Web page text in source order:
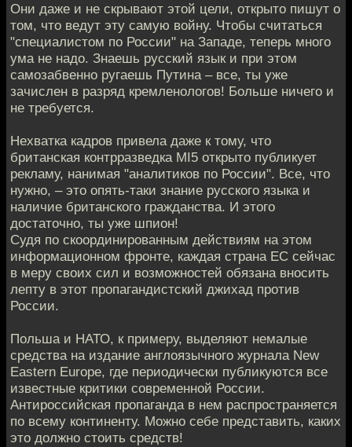
Они даже и не скрывают этой цели, открыто пишут о
том, что ведут эту самую войну. Чтобы считаться
"специалистом по России" на Западе, теперь много
ума не надо. Знаешь русский язык и при этом
самозабвенно ругаешь Путина – все, ты уже
зачислен в разряд кремленологов! Больше ничего и
не требуется.
Нехватка кадров привела даже к тому, что
британская контрразведка MI5 открыто публикует
рекламу, нанимая "аналитиков по России". Все, что
нужно, – это опять-таки знание русского языка и
наличие британского гражданства. И этого
достаточно, ты уже шпион!
Судя по скоординированным действиям на этом
информационном фронте, каждая страна ЕС сейчас
в меру своих сил и возможностей обязана вносить
лепту в этот пропагандистский джихад против
России.
Польша и НАТО, к примеру, выделяют немалые
средства на издание англоязычного журнала New
Eastern Europe, где периодически публикуются все
известные критики современной России.
Антироссийская пропаганда в нем распространяется
по всему континенту. Можно себе представить, каких
это должно стоить средств!